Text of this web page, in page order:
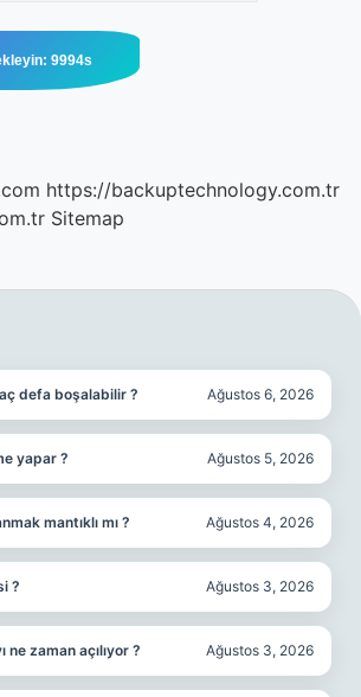
https://backuptechnology.com.tr
Sitemap
defa boşalabilir ? Ağustos 6, 2026
yapar ? Ağustos 5, 2026
mantıklı mı ? Ağustos 4, 2026
? Ağustos 3, 2026
ne zaman açılıyor ? Ağustos 3, 2026